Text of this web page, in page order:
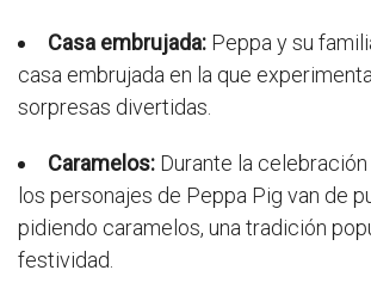
Casa embrujada: Peppa y su
casa embrujada en la que
sorpresas divertidas.
Caramelos: Durante la
los personajes de Peppa Pig van de
pidiendo caramelos, una tradición
festividad.